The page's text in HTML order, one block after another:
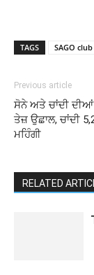
TAGS SAGO
Previous article
ਸੋਨੇ ਅਤੇ ਚਾਂਦੀ ਦੀਆਂ
ਤੇਜ਼ ਉਛਾਲ, ਚਾਂਦੀ
ਮਹਿੰਗੀ
RELATED